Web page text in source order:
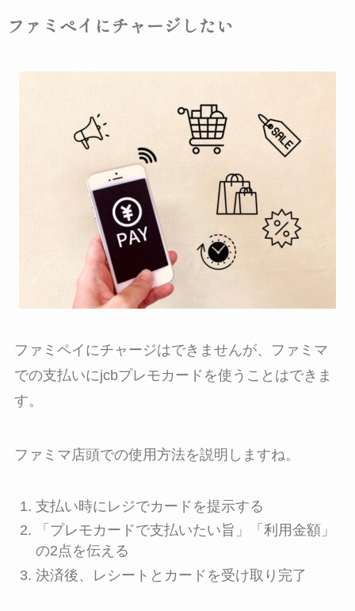
ファミペイにチャージしたい
ファミペイにチャージはできませんが、ファミマ
での支払いにjcbプレモカードを使うことはできま
す。
ファミマ店頭での使用方法を説明しますね。
支払い時にレジでカードを提示する
「プレモカードで支払いたい旨」「利用金額」
の2点を伝える
決済後、レシートとカードを受け取り完了